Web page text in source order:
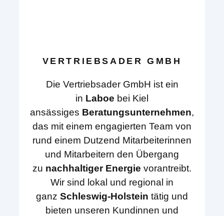
VERTRIEBSADER GMBH
Die Vertriebsader GmbH ist ein
in Laboe bei Kiel
ansässiges Beratungsunternehmen,
das mit einem engagierten Team von
rund einem Dutzend Mitarbeiterinnen
und Mitarbeitern den Übergang
zu nachhaltiger Energie vorantreibt.
Wir sind lokal und regional in
ganz Schleswig-Holstein tätig und
bieten unseren Kundinnen und